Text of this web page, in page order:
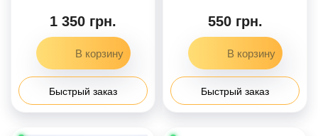
1 350 грн.
Быстрый заказ
550 грн.
Быстрый заказ